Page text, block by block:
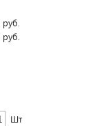
руб.
руб.
Шт